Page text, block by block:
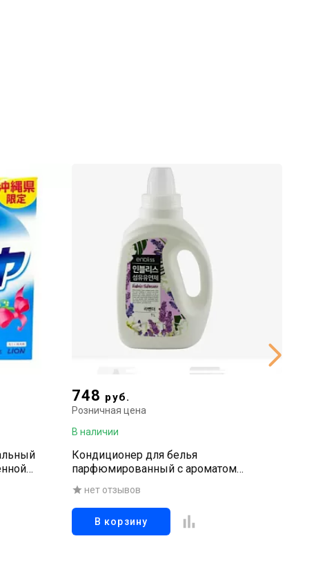
748 руб.
Розничная цена
В наличии
Кондиционер для белья
парфюмированный с ароматом
лаванды, 1000 мл
нет отзывов
В корзину